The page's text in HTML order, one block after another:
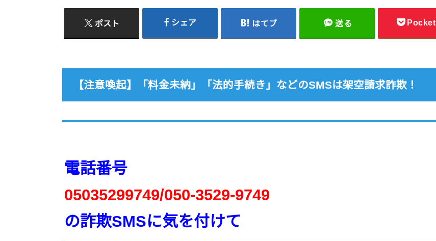
ポスト シェア はてブ 送る Pocket
【注意喚起】「料金未納」「法的手続き」などのSMSは架空請求詐欺！
電話番号
05035299749/050-3529-9749
の詐欺SMSに気を付けて